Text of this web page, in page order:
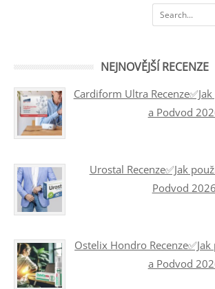
Search
NEJNOVĚJŠÍ RECENZE
Cardiform Ultra
a Podvod
Urostal Recenze✅Jak
Podvod 2026
Ostelix Hondro
a Podvod